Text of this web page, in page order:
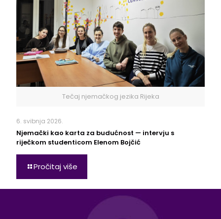
Tečaj njemačkog jezika Rijeka
6. svibnja 2026.
Njemački kao karta za budućnost — intervju s
riječkom studenticom Elenom Bojčić
Pročitaj više